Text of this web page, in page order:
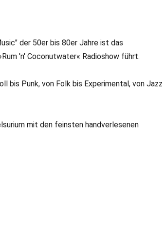
der 50er bis 80er Jahre ist das
'n' Coconutwater« Radioshow führt.
bis Punk, von Folk bis Experimental, von Jazz
mit den feinsten handverlesenen